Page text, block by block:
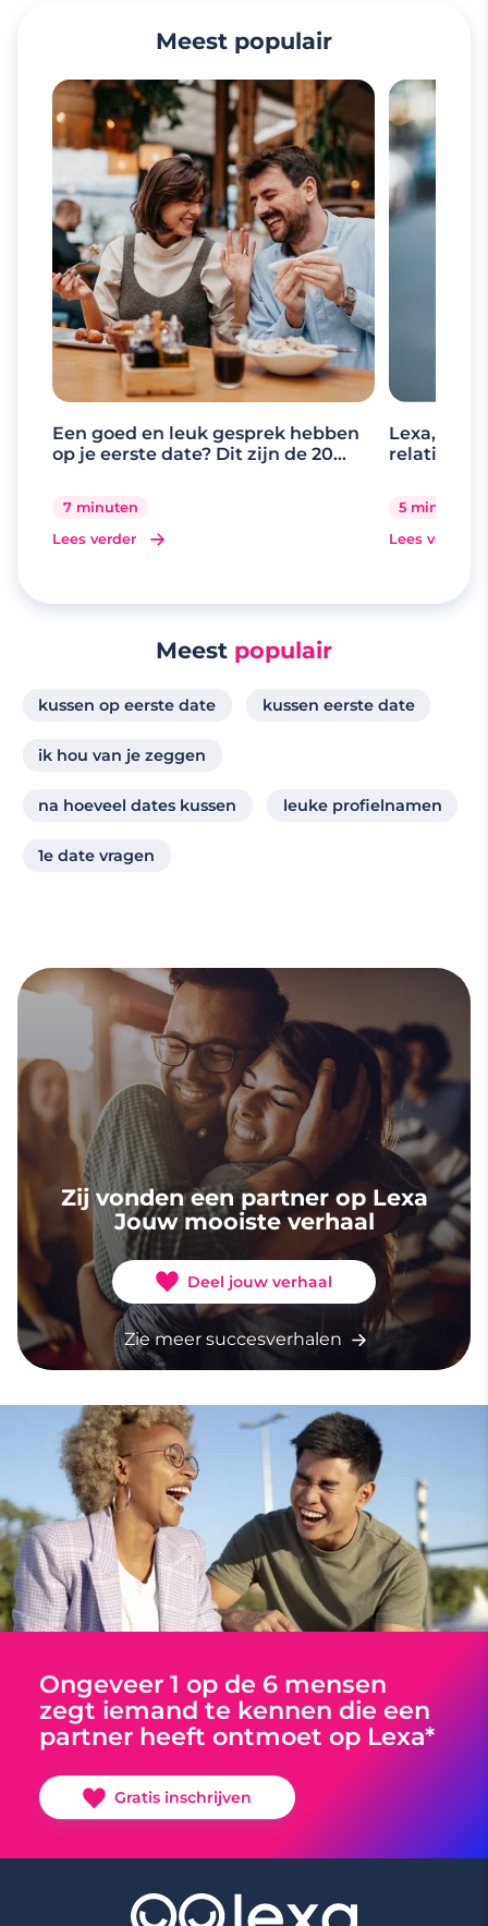
Meest populair
Een goed en leuk gesprek hebben
op je eerste date? Dit zijn de 20
7 minuten
Lees verder
Lexa, de
relaties
5 minuten
Lees verder
Meest populair
kussen op eerste date kussen eerste date
ik hou van je zeggen
na hoeveel dates kussen leuke profielnamen
1e date vragen
Zij vonden een partner op Lexa
Jouw mooiste verhaal
Deel jouw verhaal
Zie meer succesverhalen
Ongeveer 1 op de 6 mensen
zegt iemand te kennen die een
partner heeft ontmoet op Lexa*
Gratis inschrijven